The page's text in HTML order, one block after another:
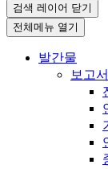
검색 레이어 닫기
전체메뉴 열기
발간물
보고서